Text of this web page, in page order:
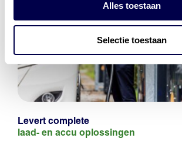
Alles toestaan
Selectie toestaan
Levert complete
laad- en accu oplossingen